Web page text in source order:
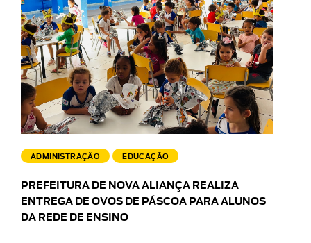
ADMINISTRAÇÃO EDUCAÇÃO
PREFEITURA DE NOVA ALIANÇA REALIZA
ENTREGA DE OVOS DE PÁSCOA PARA ALUNOS
DA REDE DE ENSINO